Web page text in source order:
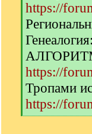
https://
АЛГОРИТМ
https://
Тропами
https://
[